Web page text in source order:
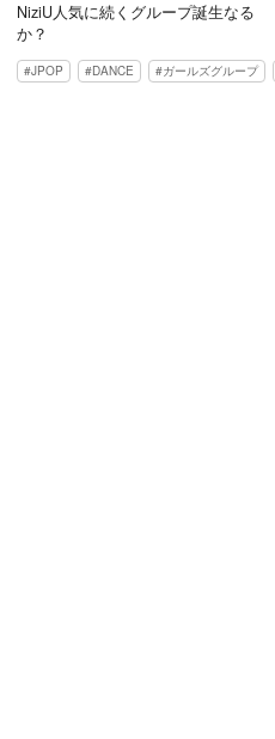
NiziU人気に続くグループ誕生なる
か？
JPOP DANCE ガールズグループ